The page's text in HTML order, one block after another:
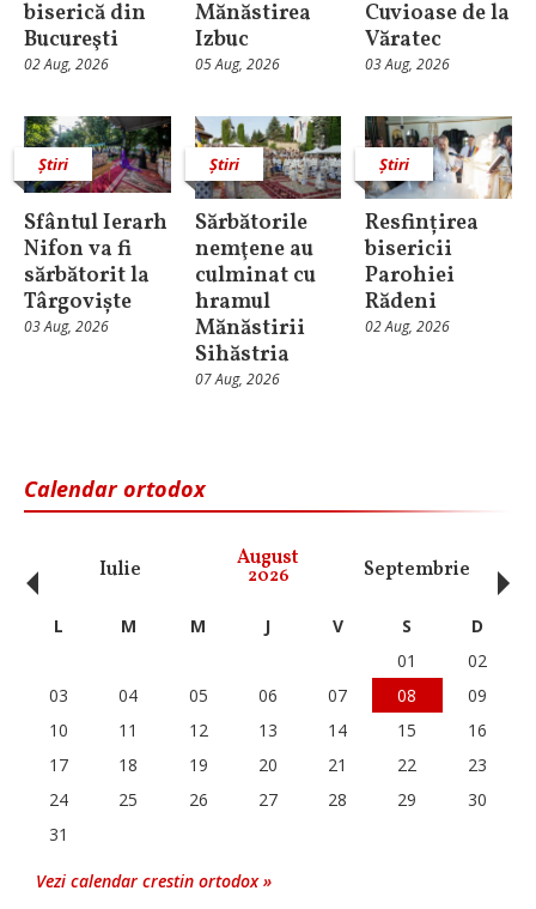
biserică din
Bucureşti
02 Aug, 2026
Mănăstirea
Izbuc
05 Aug, 2026
Cuvioase de la
Văratec
03 Aug, 2026
Știri
Sfântul Ierarh
Nifon va fi
sărbătorit la
Târgoviște
03 Aug, 2026
Știri
Sărbătorile
nemţene au
culminat cu
hramul
Mănăstirii
Sihăstria
07 Aug, 2026
Știri
Resfințirea
bisericii
Parohiei
Rădeni
02 Aug, 2026
Calendar ortodox
Iulie August
2026 Septembrie
‹ L M M J V S
D
01
02
03
04 05 06 07 08
09
10
11 12 13 14 15
16
17
18 19 20 21 22
23
24
25 26 27 28 29
30
31
Vezi calendar crestin ortodox »